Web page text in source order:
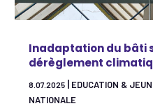
Inadaptation du bâti
dérèglement
8.07.2025 EDUCATION &
NATIONALE